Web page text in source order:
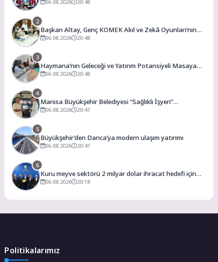
Çıkarıyor
06.08.2026 20:48
2
Başkan Altay, Genç KOMEK Akıl ve Zekâ Oyunları’nın
Final Turunda Öğrencilerin Heyecanını Paylaştı
06.08.2026 20:48
3
Haymana’nın Geleceği ve Yatırım Potansiyeli Masaya
Yatırıldı
06.08.2026 20:48
4
Manisa Büyükşehir Belediyesi “Sağlıklı İşyeri”
Sertifikasını Aldı
06.08.2026 20:47
5
Büyükşehir’den Darıca’ya modern ulaşım yatırımı
06.08.2026 20:47
6
Kuru meyve sektörü 2 milyar dolar ihracat hedefi için
Ankara’dan destek istedi
06.08.2026 20:18
Politikalarımız